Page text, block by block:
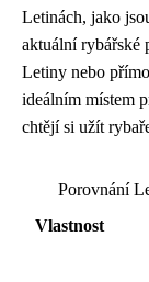
Letinách, jako
aktuální rybářské
Letiny nebo
ideálním místem
chtějí si užít
Porovnání
Vlastnost